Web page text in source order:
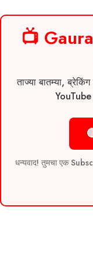
📺
ताज्या बातम्या,
धन्यवाद! तुमचा एक